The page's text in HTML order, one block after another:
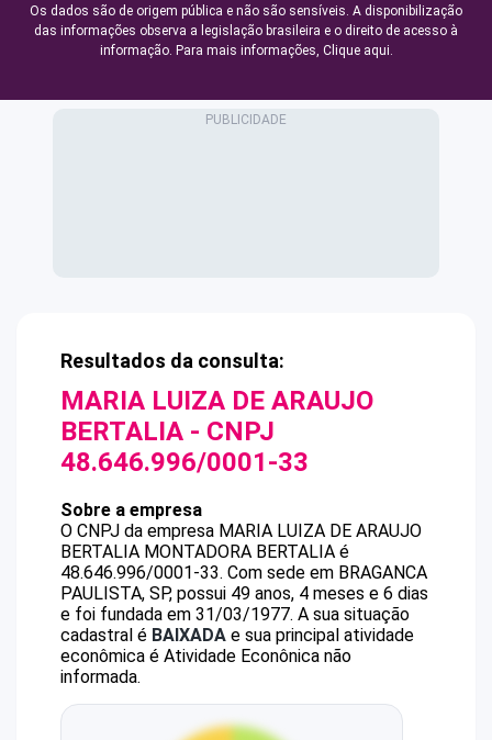
Os dados são de origem pública e não são sensíveis. A disponibilização
das informações observa a legislação brasileira e o direito de acesso à
informação. Para mais informações, Clique aqui.
Resultados da consulta:
MARIA LUIZA DE ARAUJO
BERTALIA - CNPJ
48.646.996/0001-33
Sobre a empresa
O CNPJ da empresa MARIA LUIZA DE ARAUJO
BERTALIA MONTADORA BERTALIA é
48.646.996/0001-33. Com sede em BRAGANCA
PAULISTA, SP, possui 49 anos, 4 meses e 6 dias
e foi fundada em 31/03/1977. A sua situação
cadastral é BAIXADA e sua principal atividade
econômica é Atividade Econônica não
informada.